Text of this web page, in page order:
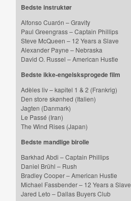
Bedste instruktør
Alfonso Cuarón – Gravity
Paul Greengrass – Captain Phillips
Steve McQueen – 12 Years a Slave
Alexander Payne – Nebraska
David O. Russel – American Hustle
Bedste ikke-engelsksprogede film
Adèles liv – kapitel 1 & 2 (Frankrig)
Den store skønhed (Italien)
Jagten (Danmark)
Le Passé (Iran)
The Wind Rises (Japan)
Bedste mandlige birolle
Barkhad Abdi – Captain Phillips
Daniel Brühl – Rush
Bradley Cooper – American Hustle
Michael Fassbender – 12 Years a Slave
Jared Leto – Dallas Buyers Club